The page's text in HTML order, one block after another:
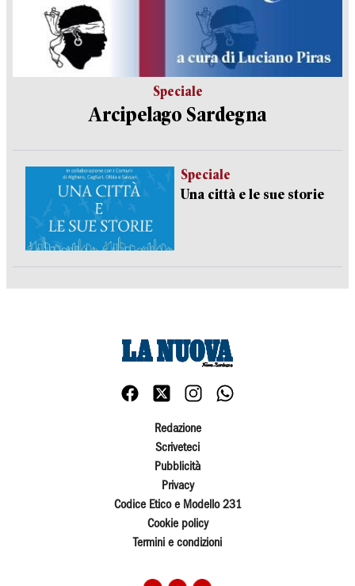
Speciale
Arcipelago Sardegna
Speciale
Una città e le sue storie
Redazione
Scriveteci
Pubblicità
Privacy
Codice Etico e Modello 231
Cookie policy
Termini e condizioni